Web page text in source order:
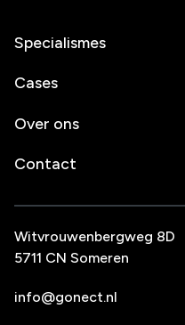
Specialismes
Cases
Over ons
Contact
Witvrouwenbergweg 8D
5711 CN Someren
info@gonect.nl